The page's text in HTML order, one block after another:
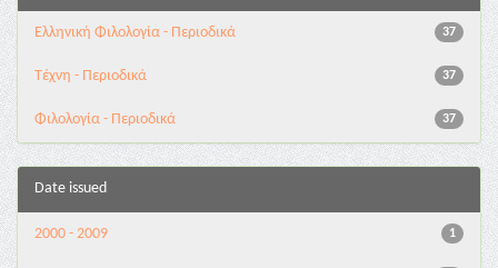
37
Ελληνική Φιλολογία - Περιοδικά
37
Τέχνη - Περιοδικά
37
Φιλολογία - Περιοδικά
Date issued
1
2000 - 2009